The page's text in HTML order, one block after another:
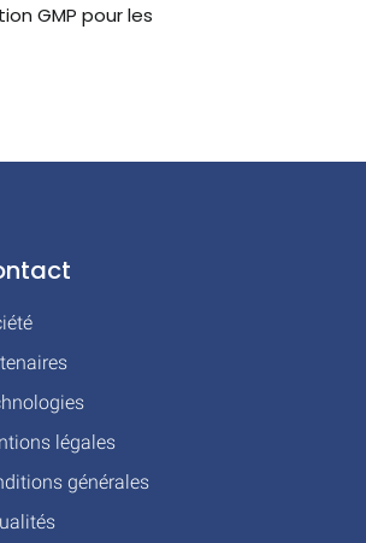
GMP pour les
légales
générales